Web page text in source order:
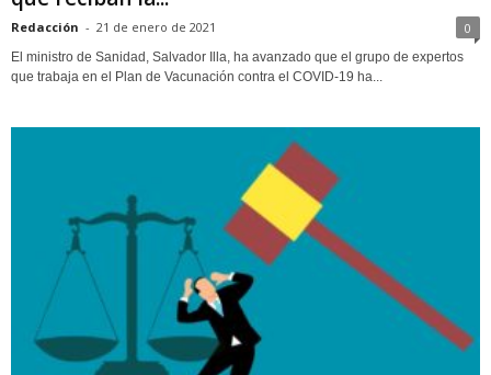
Redacción - 21 de enero de 2021 0
El ministro de Sanidad, Salvador Illa, ha avanzado que el grupo de expertos
que trabaja en el Plan de Vacunación contra el COVID-19 ha...